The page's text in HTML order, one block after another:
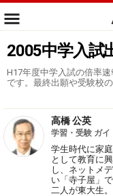
2005中学入試
H17年度中学入試の倍率
です。最終出願や受験校
高橋 公英
学習・受験 ガイ
学生時代に家
として教育に
し、ネットメ
い「寺子屋」
二人が東大生。